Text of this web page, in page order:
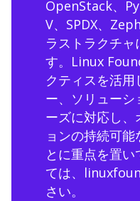
OpenStack、
V、SPDX、
ラストラクチ
す。Linux
クティスを活
ー、ソリューシ
ーズに対応し
ョンの持続可
とに重点を置
ては、
さい。